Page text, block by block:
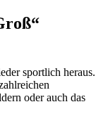
sportlich heraus.
oder auch das